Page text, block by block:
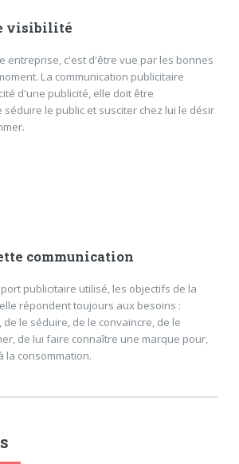
visibilité
entreprise, c'est d'être vue par les bonnes
La communication publicitaire
d'une publicité, elle doit être
séduire le public et susciter chez lui le désir
communication
publicitaire utilisé, les objectifs de la
répondent toujours aux besoins :
de le séduire, de le convaincre, de le
de lui faire connaître une marque pour,
la consommation.